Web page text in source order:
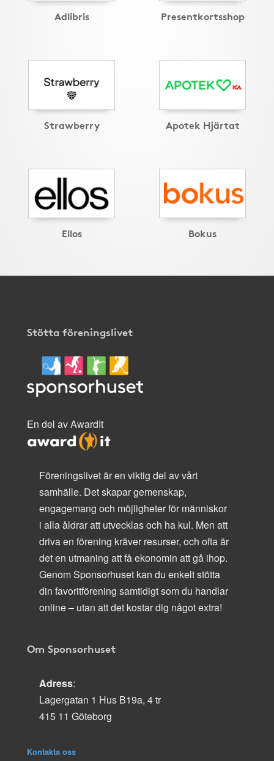
Adlibris Presentkortsshop
Strawberry Apotek Hjärtat
Ellos Bokus
Stötta föreningslivet
En del av AwardIt
Föreningslivet är en viktig del av vårt
samhälle. Det skapar gemenskap,
engagemang och möjligheter för människor
i alla åldrar att utvecklas och ha kul. Men att
driva en förening kräver resurser, och ofta är
det en utmaning att få ekonomin att gå ihop.
Genom Sponsorhuset kan du enkelt stötta
din favoritförening samtidigt som du handlar
online – utan att det kostar dig något extra!
Om Sponsorhuset
Adress:
Lagergatan 1 Hus B19a, 4 tr
415 11 Göteborg
Kontakta oss